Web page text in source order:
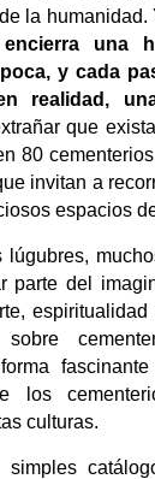
la humanidad.
una
y cada
realidad,
que
80
invitan a
espacios
parte del
los
culturas.